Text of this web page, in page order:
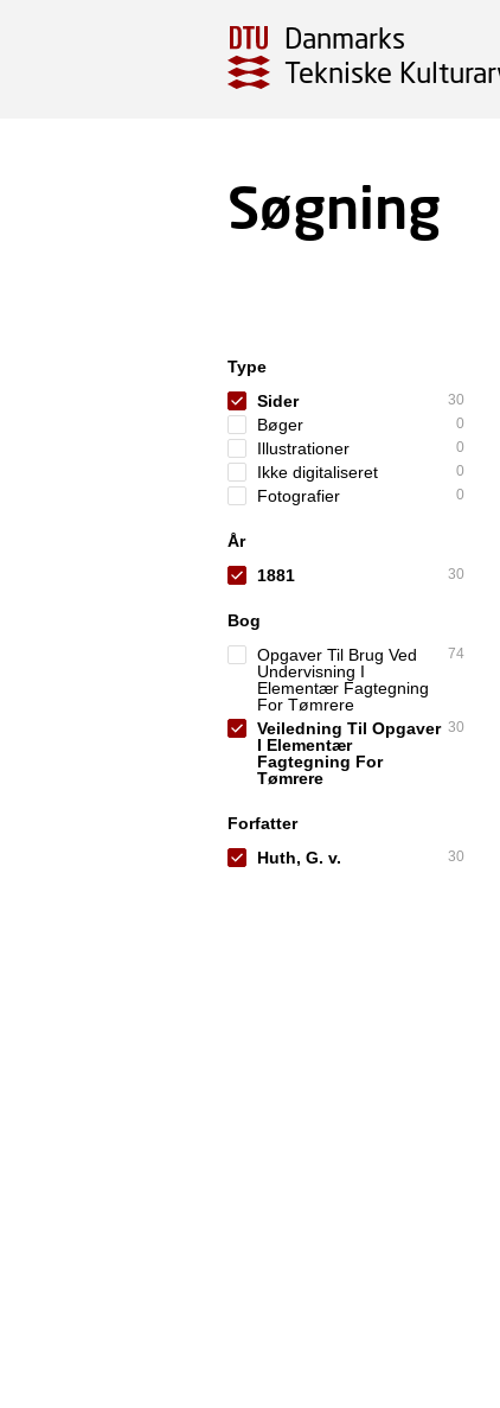
Danmarks
Tekniske
Søgning
Type
Sider
30
Bøger 0
Illustrationer 0
Ikke digitaliseret 0
Fotografier 0
År
1881
30
Bog
Opgaver Til Brug Ved
Undervisning I
Elementær Fagtegning
For Tømrere
74
Veiledning Til Opgaver
I Elementær
Fagtegning For
Tømrere
30
Forfatter
Huth, G. v.
30